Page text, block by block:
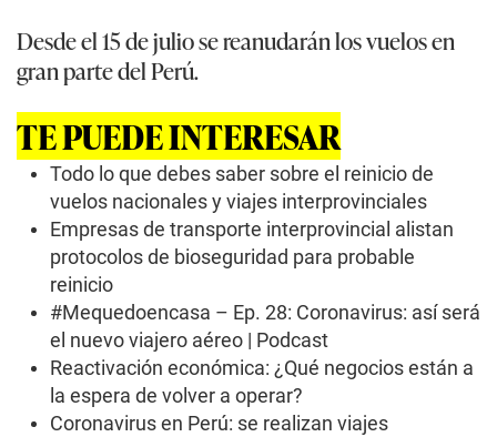
Desde el 15 de julio se reanudarán los vuelos en
gran parte del Perú.
TE PUEDE INTERESAR
Todo lo que debes saber sobre el reinicio de
vuelos nacionales y viajes interprovinciales
Empresas de transporte interprovincial alistan
protocolos de bioseguridad para probable
reinicio
#Mequedoencasa – Ep. 28: Coronavirus: así será
el nuevo viajero aéreo | Podcast
Reactivación económica: ¿Qué negocios están a
la espera de volver a operar?
Coronavirus en Perú: se realizan viajes